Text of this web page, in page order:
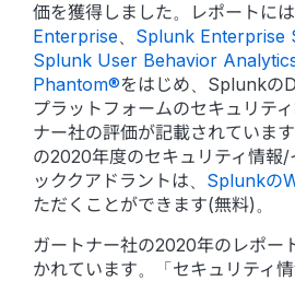
価を獲得しました。レポートには
Enterprise、 Splunk Enterprise
Splunk User Behavior
Phantom®をはじめ、Splunk
プラットフォームのセキュリテ
ナー社の評価が記載されていま
の2020年度のセキュリティ情報
ッククアドラントは、 Splunkの
ただくことができます(無料)。
ガートナー社の2020年のレポー
かれています。「セキュリティ